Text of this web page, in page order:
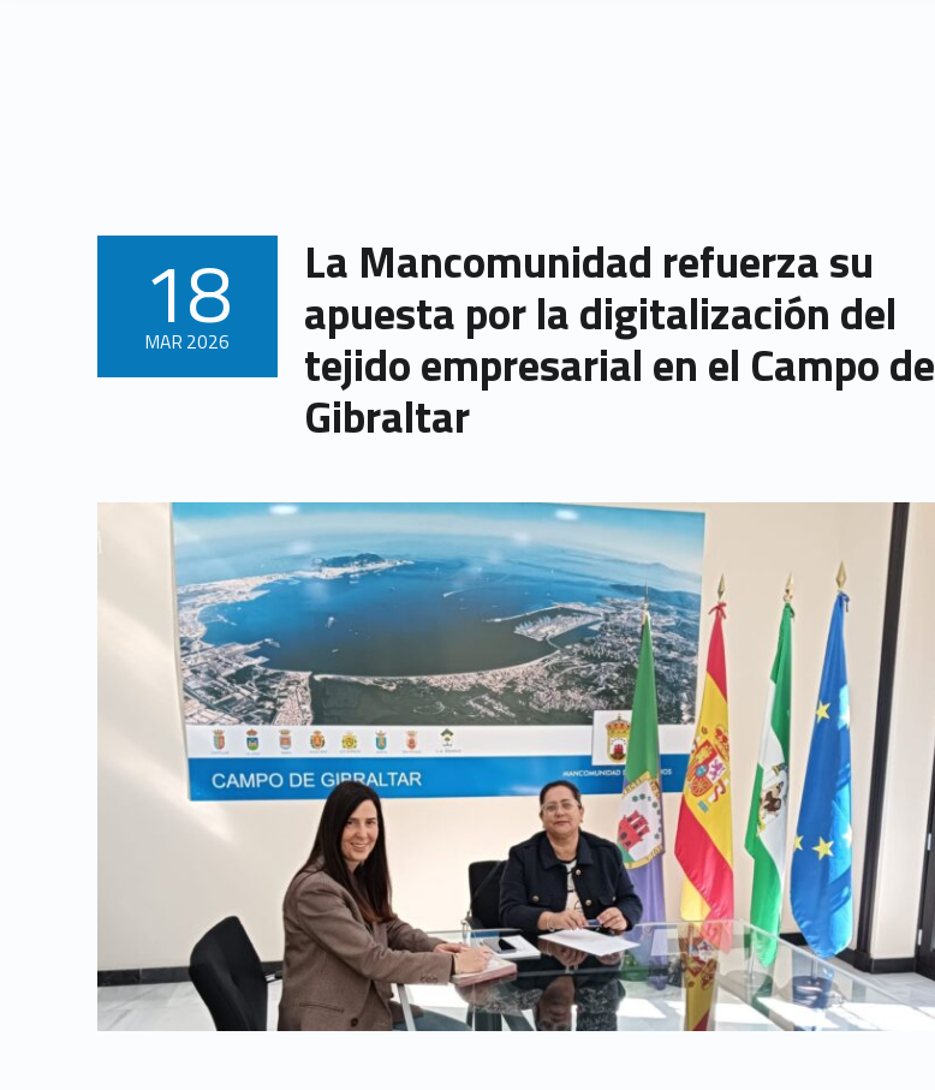
La Mancomunidad refuerza su
apuesta por la digitalización del
tejido empresarial en el Campo de
Gibraltar
POSTED ON:
18
MAR 2026